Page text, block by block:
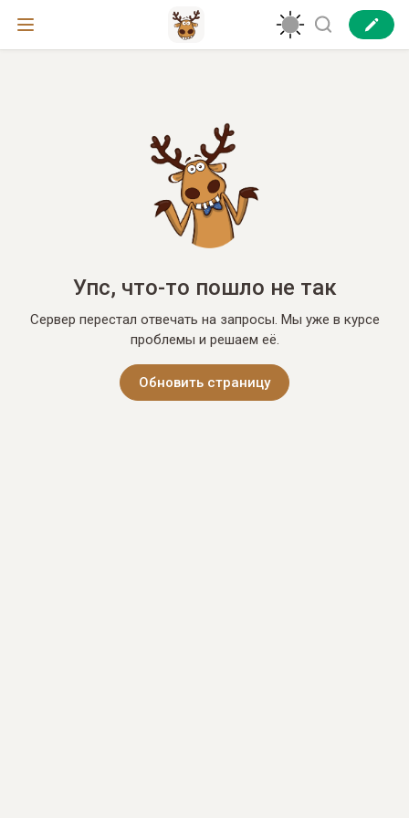
Упс, что-то пошло не так
Сервер перестал отвечать на запросы. Мы уже в курсе
проблемы и решаем её.
Обновить страницу